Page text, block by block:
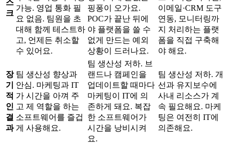
스
크
가능. 영업 통화 필
요 없음. 팀원을 초
대해 함께 테스트하
고, 언제든 취소할
수 있어요.
핑퐁이 오가요.
POC가 끝난 뒤에
야 플랫폼을 쓸 수
없게 만드는 예외
상황이 드러나요.
이메일·CRM 도구
연동, 모니터링까
지 처리하는 플랫
폼을 직접 구축해
야 해요.
장
기
적
인
결
과
팀 생산성 향상과
안심. 마케팅과 IT
가 시간을 아껴 주
고 제 역할을 하는
소프트웨어를 즐겁
게 사용해요.
팀 생산성 저하. 브
랜드나 캠페인을
업데이트할 때마다
마케팅이 IT에 의
존하게 돼요. 복잡
한 소프트웨어가
시간을 낭비시켜
요.
팀 생산성 저하. 개
선과 유지보수에
사내 리소스가 계
속 필요해요. 마케
팅은 여전히 IT에
의존해요.